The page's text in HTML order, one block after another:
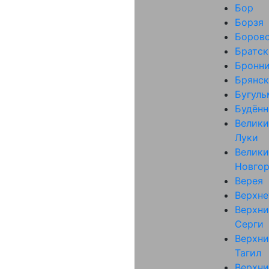
Бор
Борзя
Братск
Брянск
Луки
Верея
Серги
Тагил